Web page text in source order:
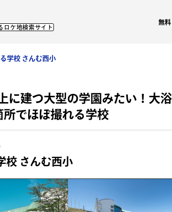
ロケ地検索サイト
無
学校 さんむ西小
に建つ大型の学園みたい！大
所でほぼ撮れる学校
校 さんむ西小